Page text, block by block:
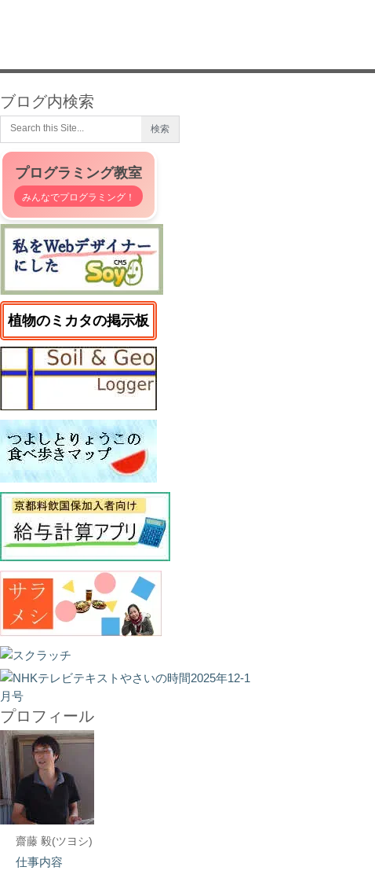
ブログ内検索
プログラミング教室
みんなでプログラミング！
植物のミカタの掲示板
プロフィール
齋藤 毅(ツヨシ)
仕事内容